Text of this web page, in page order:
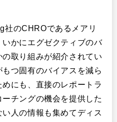
のCHROであるメアリ
かにエグゼクティブのバ
取り組みが紹介されてい
つ固有のバイアスを減ら
にも、直接のレポートラ
チングの機会を提供した
人の情報も集めてディス